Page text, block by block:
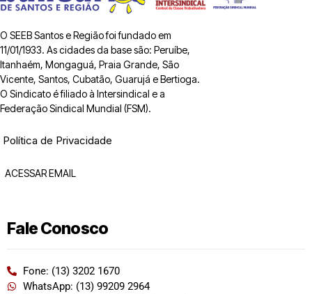
O SEEB Santos e Região foi fundado em
11/01/1933. As cidades da base são: Peruíbe,
Itanhaém, Mongaguá, Praia Grande, São
Vicente, Santos, Cubatão, Guarujá e Bertioga.
O Sindicato é filiado à Intersindical e a
Federação Sindical Mundial (FSM).
Política de Privacidade
ACESSAR EMAIL
Fale Conosco
Fone: (13) 3202 1670
WhatsApp: (13) 99209 2964